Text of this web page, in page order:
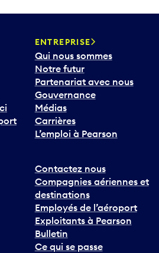
ENTREPRISE
Qui nous sommes
Notre futur
Partenariat avec nous
Gouvernance
Médias
Carrières
L’emploi à Pearson
Contactez nous
Compagnies aériennes et
destinations
Employés de l’aéroport
Exploitants à Pearson
Bulletin
Ce qui se passe